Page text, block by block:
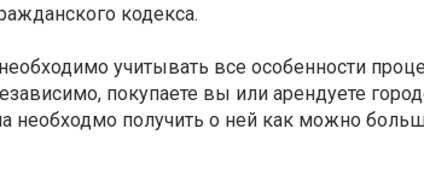
кодекса.
учитывать все особенности
покупаете вы или арендуете
необходмо получить о ней как можно